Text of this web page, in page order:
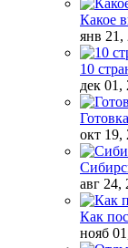
Какое
янв 21,
10
дек 01,
окт 19,
авг 24,
Как
нояб